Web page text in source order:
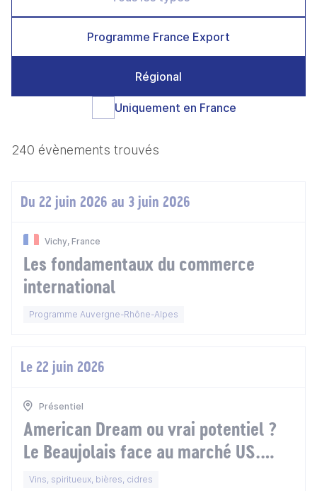
Programme France Export
Régional
Uniquement en France
240 évènements trouvés
Du 22 juin 2026 au 3 juin 2026
Vichy, France
Les fondamentaux du commerce
international
Programme Auvergne-Rhône-Alpes
Le 22 juin 2026
Présentiel
American Dream ou vrai potentiel ?
Le Beaujolais face au marché US.
Droits de douane, incertitudes et
Vins, spiritueux, bières, cidres